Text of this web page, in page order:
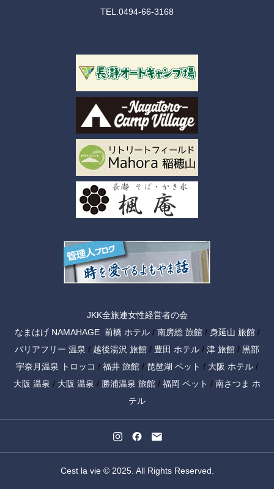
TEL.0494-66-3168
JKK全旅連女性経営者の会
なまはげ NAMAHAGE 前橋 ホテル/ 南房総 旅館/ 身延山 旅館/
バリアフリー 温泉 / 越後湯沢 旅館 / 豊田 ホテル / 津 旅館 / 黒部
宇奈月温泉 トロッコ / 福井 旅館 / 琵琶湖 ペット / 大阪 ホテル /
大阪 温泉 / 大阪 温泉 / 勝浦温泉 旅館 / 福岡 ペット / 南さつま ホ
テル
Cest la vie © 2025. All Rights Reserved.